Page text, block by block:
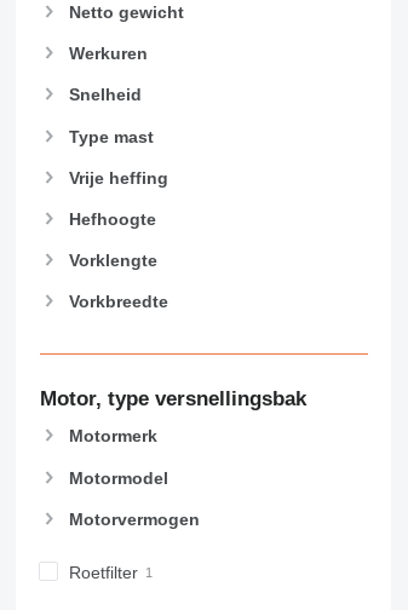
Netto gewicht
Werkuren
Snelheid
Type mast
Vrije heffing
Hefhoogte
Vorklengte
Vorkbreedte
Motor, type versnellingsbak
Motormerk
Motormodel
Motorvermogen
Roetfilter